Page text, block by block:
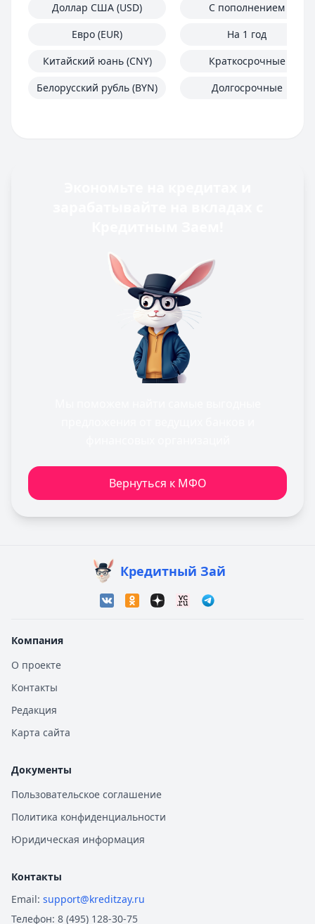
Доллар США (USD)
Евро (EUR)
Китайский юань (CNY)
Белорусский рубль (BYN)
С пополнением
На 1 год
Краткосрочные
Долгосрочные
Вернуться к МФО
Кредитный Зай
Компания
О проекте
Контакты
Редакция
Карта сайта
Документы
Пользовательское соглашение
Политика конфиденциальности
Юридическая информация
Контакты
Email: support@kreditzay.ru
Телефон: 8 (495) 128-30-75